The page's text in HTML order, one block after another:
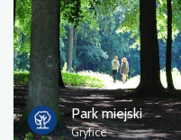
Park miejski
Gryfice